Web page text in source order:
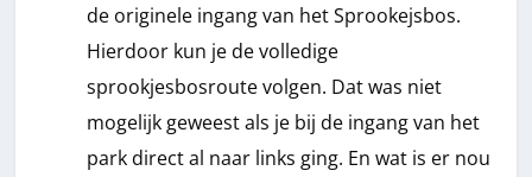
de originele ingang van het Sprookejsbos.
Hierdoor kun je de volledige
sprookjesbosroute volgen. Dat was niet
mogelijk geweest als je bij de ingang van het
park direct al naar links ging. En wat is er nou